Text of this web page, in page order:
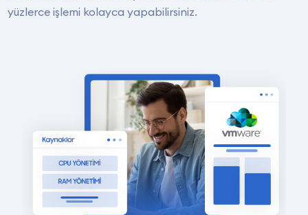
yüzlerce işlemi kolayca yapabilirsiniz.